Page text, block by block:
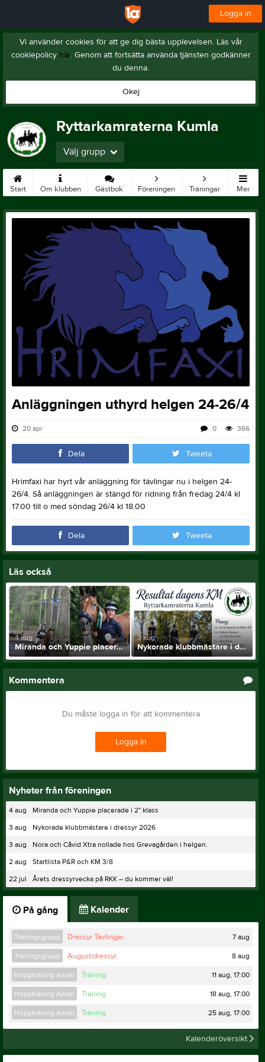
Logga in
Vi använder cookies för att ge dig bästa upplevelsen. Läs vår
cookiepolicy här. Genom att fortsätta använda tjänsten godkänner
du denna.
Okej
Ryttarkamraterna Kumla
Välj grupp
Start Om klubben Gästbok Föreningen Träningar Mer
Anläggningen uthyrd helgen 24-26/4
20 apr 366
0
Dela Tweeta
Hrimfaxi har hyrt vår anläggning för tävlingar nu i helgen 24-
26/4. Så anläggningen är stängd för ridning från fredag 24/4 kl
17.00 till o med söndag 26/4 kl 18.00
Dela Tweeta
Läs också
4 aug
Miranda och Yuppie placerade i 2* klass
3 aug
Nykorade klubbmästare i dressyr 2026
Kommentera
Du måste logga in för att kommentera
Logga in
Nyheter från föreningen
4 aug
Miranda och Yuppie placerade i 2* klass
3 aug
Nykorade klubbmästare i dressyr 2026
3 aug
Nora och Cåvid Xtra nollade hos Grevagården i helgen.
2 aug
Startlista P&R och KM 3/8
22 jul
Årets dressyrvecka på RKK – du kommer väl!
På gång Kalender
Träningsgrupp Dressyr Tävlingar 7 aug
Träningsgrupp Augustidressyr 8 aug
Hoppträning Annki Träning 11 aug, 17:00
Hoppträning Annki Träning 18 aug, 17:00
Hoppträning Annki Träning 25 aug, 17:00
Kalenderöversikt